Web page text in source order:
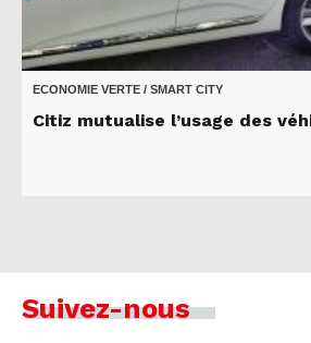
ECONOMIE VERTE / SMART CITY
Citiz mutualise l’usage des
Suivez-nous